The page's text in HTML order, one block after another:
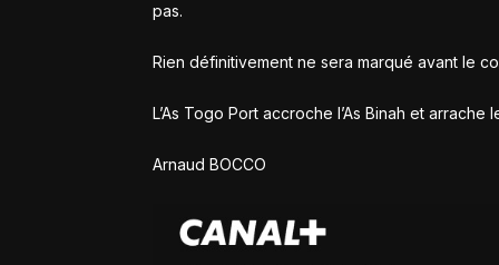
pas.
Rien définitivement ne sera marqué avant le
L’As Togo Port accroche l’As Binah et arrache
Arnaud BOCCO